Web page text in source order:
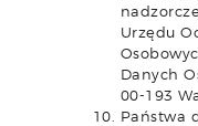
Urzędu
Danych
00-193
Państwa